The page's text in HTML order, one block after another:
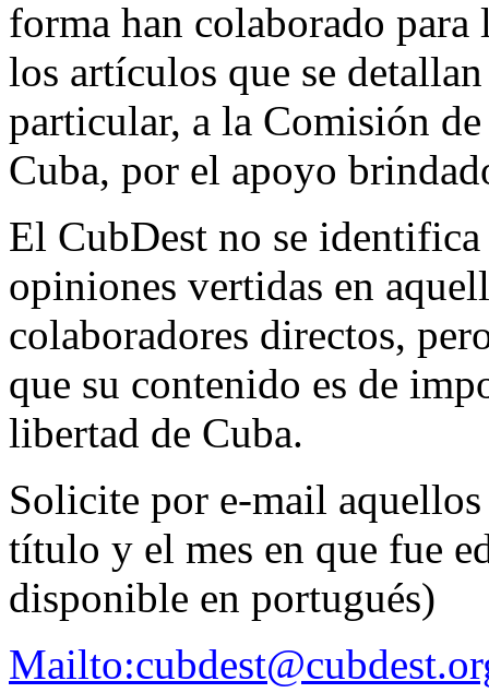
forma han colaborado
los artículos que se
particular, a la Comisión
Cuba, por el apoyo
El CubDest no se identifica
opiniones vertidas en
colaboradores directos,
que su contenido es de
libertad de Cuba.
Solicite por e-mail
título y el mes en que fue
disponible en portugués)